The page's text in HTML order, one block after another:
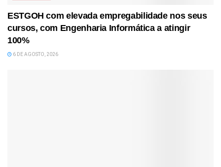
ESTGOH com elevada empregabilidade nos seus
cursos, com Engenharia Informática a atingir
100%
6 DE AGOSTO, 2026